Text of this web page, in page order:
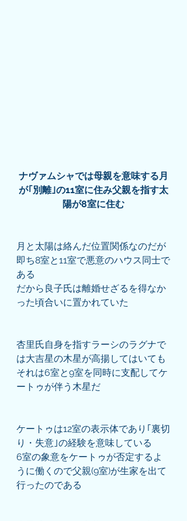
ナヴァムシャでは母親を意味する月
が｢別離｣の11室に住み父親を指す太
陽が8室に住む
月と太陽は絡んだ位置関係なのだが
即ち8室と11室で悪意のハウス同士で
ある
だから良子氏は離婚せざるを得なか
った頃合いに置かれていた
杏里氏自身を指すラーシのラグナで
は大吉星の木星が高揚してはいても
それは6室と9室を同時に支配してケ
ートゥが伴う木星だ
ケートゥは12室の表示体であり｢裏切
り・失意｣の経験を意味している
6室の象意をケートゥが否定するよ
うに働くので父親(9室)が生家を出て
行ったのである